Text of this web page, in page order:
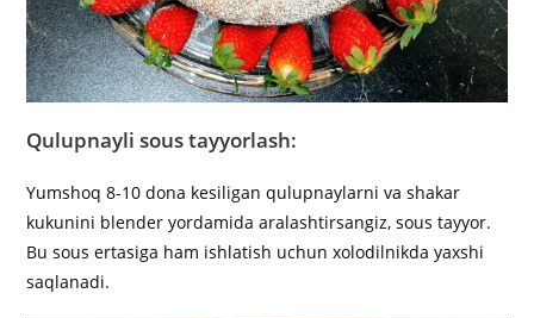
Qulupnayli sous tayyorlash:
Yumshoq 8-10 dona kesiligan qulupnaylarni va shakar
kukunini blender yordamida aralashtirsangiz, sous tayyor.
Bu sous ertasiga ham ishlatish uchun xolodilnikda yaxshi
saqlanadi.